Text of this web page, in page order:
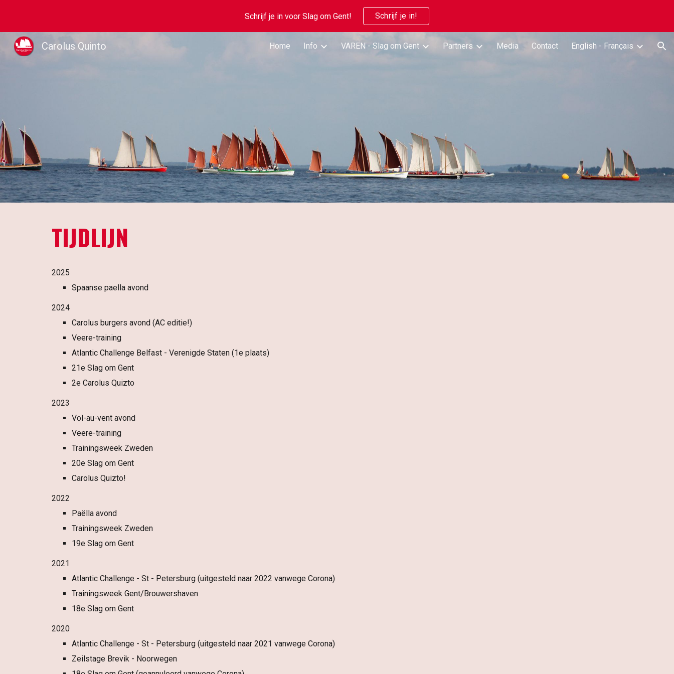
Skip to main content Skip to navigation
Schrijf je in voor Slag om Gent! Schrijf je in!
Carolus Quinto Home Info VAREN - Slag om Gent Partners Media Contact English - Français
TIJDLIJN
2025
Spaanse paella avond
2024
Carolus burgers avond (AC editie!)
Veere-training
Atlantic Challenge Belfast - Verenigde Staten (1e plaats)
21e Slag om Gent
2e Carolus Quizto
2023
Vol-au-vent avond
Veere-training
Trainingsweek Zweden
20e Slag om Gent
Carolus Quizto!
2022
Paëlla avond
Trainingsweek Zweden
19e Slag om Gent
2021
Atlantic Challenge - St - Petersburg (uitgesteld naar 2022 vanwege Corona)
Trainingsweek Gent/Brouwershaven
18e Slag om Gent
2020
Atlantic Challenge - St - Petersburg (uitgesteld naar 2021 vanwege Corona)
Zeilstage Brevik - Noorwegen